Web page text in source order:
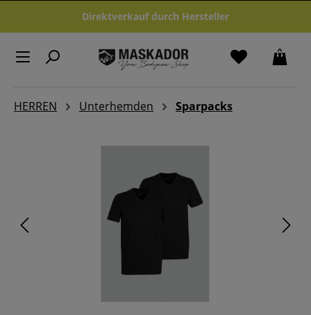
Zum Hauptinhalt springenDirektverkauf durch Hersteller
HERREN Unterhemden Sparpacks